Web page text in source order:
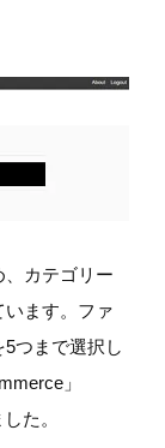
、カテゴリー
います。ファ
つまで選択し
」
た。